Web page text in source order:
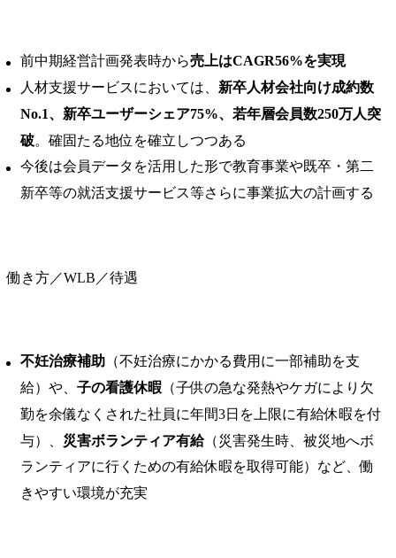
前中期経営計画発表時から売上はCAGR56%を実現
人材支援サービスにおいては、 新卒人材会社向け成約数
No.1、新卒ユーザーシェア75%、若年層会員数250万人突
破。確固たる地位を確立しつつある
今後は会員データを活用した形で教育事業や既卒・第二
新卒等の就活支援サービス等さらに事業拡大の計画する
働き方／WLB／待遇
不妊治療補助 （不妊治療にかかる費用に一部補助を支
給）や、 子の看護休暇 （子供の急な発熱やケガにより欠
勤を余儀なくされた社員に年間3日を上限に有給休暇を付
与）、 災害ボランティア有給（災害発生時、被災地へボ
ランティアに行くための有給休暇を取得可能）など、働
きやすい環境が充実